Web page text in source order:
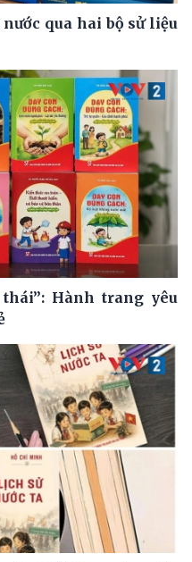
qua hai bộ sử liệu
Hành trang yêu